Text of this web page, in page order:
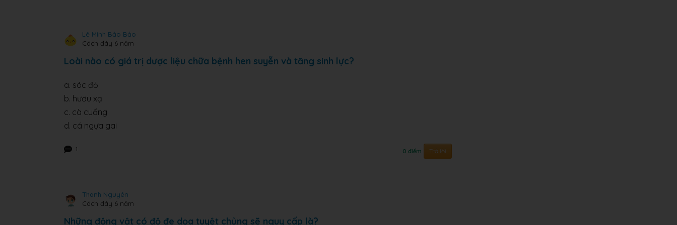
Lê Minh Bảo Bảo
Cách đây 6 năm
Loài nào có giá trị dược liệu chữa bệnh hen suyễn và tăng sinh lực?
a. sóc đỏ
b. hươu xạ
c. cà cuống
d. cá ngựa gai
1 0 điểm Trả lời
Thanh Nguyên
Cách đây 6 năm
Những động vật có độ đe dọa tuyệt chủng sẽ nguy cấp là?